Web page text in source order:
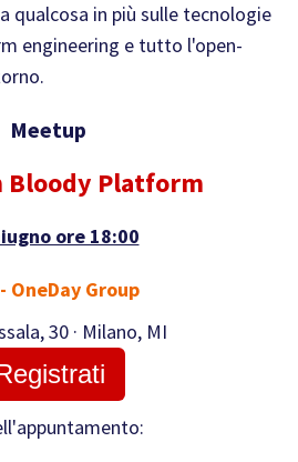
qualcosa in più sulle tecnologie
engineering e tutto l'open-
Meetup
Bloody Platform
ore 18:00
OneDay Group
30 · Milano, MI